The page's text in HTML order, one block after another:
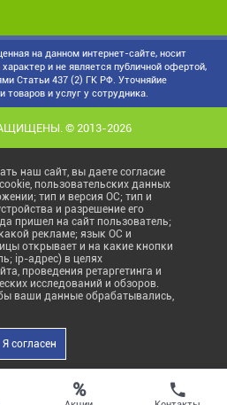
на данном интернет-сайте, носит
и не является публичной офертой,
Статьи 437 (2) ГК РФ. Уточняйие
и услуг у сотрудника.
© 2013-2026
наш сайт, вы даете согласие
пользовательских данных
тип и версия ОС; тип и
и разрешение его
пришел на сайт пользователь;
рекламе; язык ОС и
открывает и на какие кнопки
ip-адрес) в целях
проведения ретаргетинга и
исследований и обзоров.
ваши данные обрабатывались,
Я согласен
%